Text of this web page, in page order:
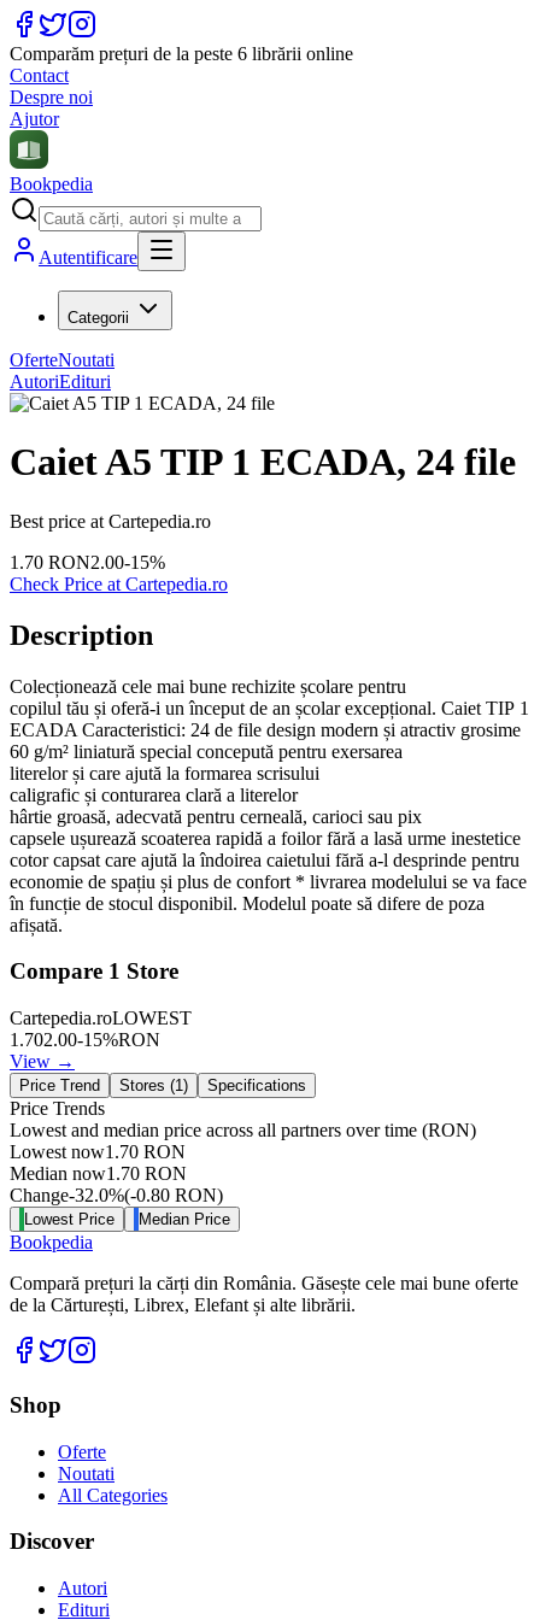
Comparăm prețuri de la peste 6 librării online
Contact
Despre noi
Ajutor
Bookpedia
Autentificare
Categorii
OferteNoutati
AutoriEdituri
Caiet A5 TIP 1 ECADA, 24 file
Best price at Cartepedia.ro
1.70 RON2.00-15%
Check Price at Cartepedia.ro
Description
Colecționează cele mai bune rechizite școlare pentru
copilul tău și oferă-i un început de an școlar excepțional. Caiet TIP 1
ECADA Caracteristici: 24 de file design modern și atractiv grosime
60 g/m² liniatură special concepută pentru exersarea
literelor și care ajută la formarea scrisului
caligrafic și conturarea clară a literelor
hârtie groasă, adecvată pentru cerneală, carioci sau pix
capsele ușurează scoaterea rapidă a foilor fără a lasă urme inestetice
cotor capsat care ajută la îndoirea caietului fără a-l desprinde pentru
economie de spațiu și plus de confort * livrarea modelului se va face
în funcție de stocul disponibil. Modelul poate să difere de poza
afișată.
Compare 1 Store
Cartepedia.roLOWEST
1.702.00-15%RON
View →
Price Trend Stores (1) Specifications
Price Trends
Lowest and median price across all partners over time (RON)
Lowest now1.70 RON
Median now1.70 RON
Change-32.0%(-0.80 RON)
Lowest Price Median Price
Bookpedia
Compară prețuri la cărți din România. Găsește cele mai bune oferte
de la Cărturești, Librex, Elefant și alte librării.
Facebook
Twitter
Shop
Oferte
Noutati
All Categories
Discover
Autori
Edituri